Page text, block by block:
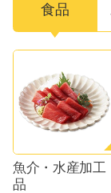
食品
魚介・水産加工
品